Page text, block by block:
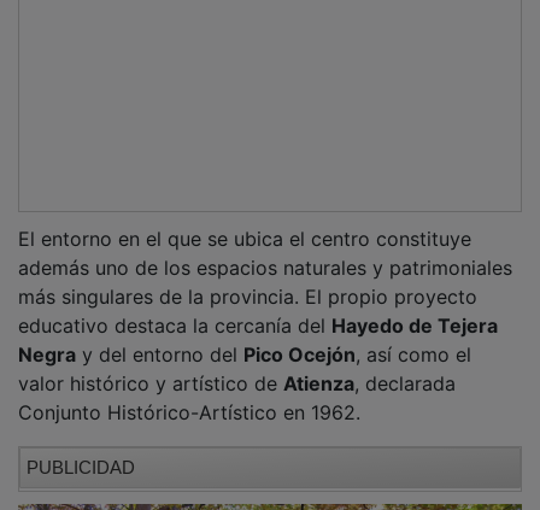
El entorno en el que se ubica el centro constituye
además uno de los espacios naturales y patrimoniales
más singulares de la provincia. El propio proyecto
educativo destaca la cercanía del Hayedo de Tejera
Negra y del entorno del Pico Ocejón, así como el
valor histórico y artístico de Atienza, declarada
Conjunto Histórico-Artístico en 1962.
PUBLICIDAD